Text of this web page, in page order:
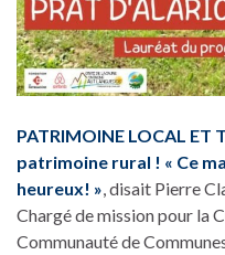
PATRIMOINE LOCAL ET
patrimoine rural ! « Ce
heureux! », disait Pierre
Chargé de mission pour la
Communauté de